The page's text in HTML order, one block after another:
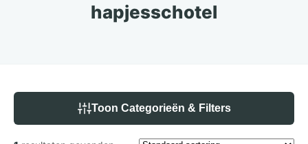
hapjesschotel
Toon Categorieën & Filters